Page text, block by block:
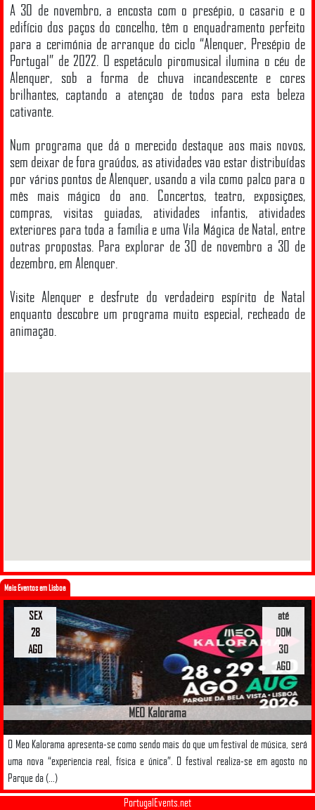
A 30 de novembro, a encosta com o presépio, o casario e o
edifício dos paços do concelho, têm o enquadramento perfeito
para a cerimónia de arranque do ciclo “Alenquer, Presépio de
Portugal” de 2022. O espetáculo piromusical ilumina o céu de
Alenquer, sob a forma de chuva incandescente e cores
brilhantes, captando a atenção de todos para esta beleza
cativante.
Num programa que dá o merecido destaque aos mais novos,
sem deixar de fora graúdos, as atividades vão estar distribuídas
por vários pontos de Alenquer, usando a vila como palco para o
mês mais mágico do ano. Concertos, teatro, exposições,
compras, visitas guiadas, atividades infantis, atividades
exteriores para toda a família e uma Vila Mágica de Natal, entre
outras propostas. Para explorar de 30 de novembro a 30 de
dezembro, em Alenquer.
Visite Alenquer e desfrute do verdadeiro espírito de Natal
enquanto descobre um programa muito especial, recheado de
animação.
Mais Eventos em Lisboa
MEO Kalorama
O Meo Kalorama apresenta-se como sendo mais do que um festival de música, será
uma nova “experiencia real, física e única”. O festival realiza-se em agosto no
Parque da (...)
até
DOM
30
AGO
SEX
28
AGO
PortugalEvents.net